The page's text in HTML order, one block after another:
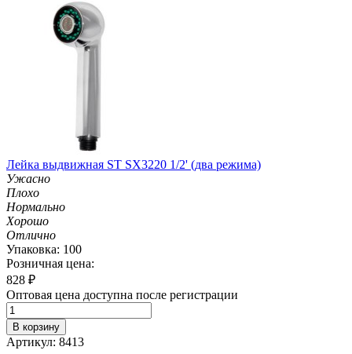
Лейка выдвижная ST SX3220 1/2' (два режима)
Ужасно
Плохо
Нормально
Хорошо
Отлично
Упаковка: 100
Розничная цена:
828 ₽
Оптовая цена доступна после регистрации
В корзину
Артикул: 8413